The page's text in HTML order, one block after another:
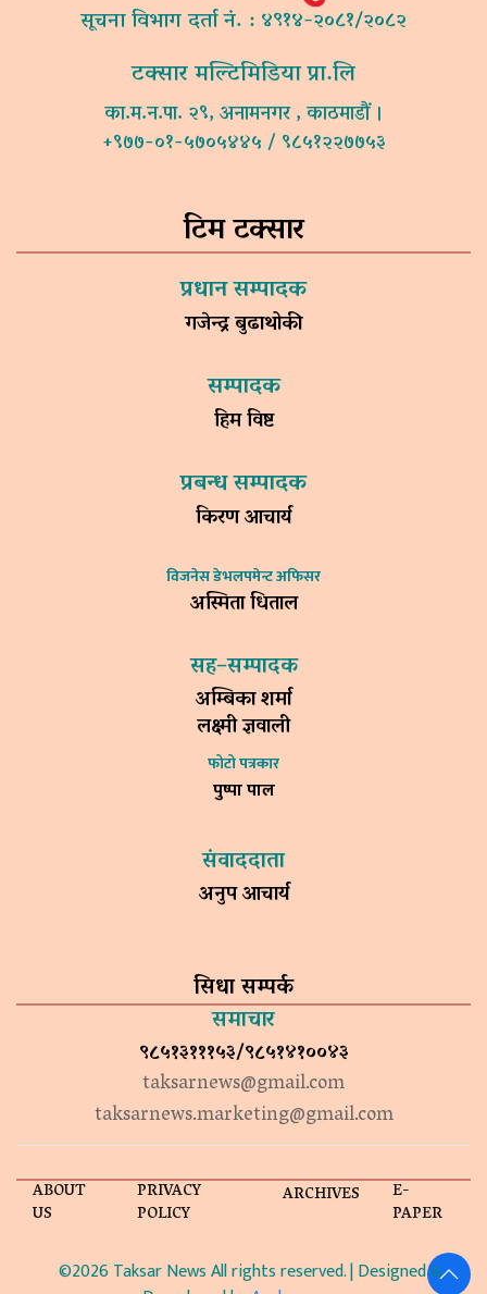
सूचना विभाग दर्ता नं. : ४९१४-२०८१/२०८२
टक्सार मल्टिमिडिया प्रा.लि
का.म.न.पा. २९, अनामनगर , काठमाडौं ।
+९७७-०१-५७०५४४५ / ९८५१२२७७५३
टिम टक्सार
प्रधान सम्पादक
गजेन्द्र बुढाथोकी
सम्पादक
हिम विष्ट
प्रबन्ध सम्पादक
किरण आचार्य
विजनेस डेभलपमेन्ट अफिसर
अस्मिता धिताल
सह–सम्पादक
अम्बिका शर्मा
लक्ष्मी ज्ञवाली
फोटो पत्रकार
पुष्पा पाल
संवाददाता
अनुप आचार्य
सिधा सम्पर्क
समाचार
९८५१३१११५३/९८५१४१००४३
taksarnews@gmail.com
taksarnews.marketing@gmail.com
ABOUT
US
PRIVACY
POLICY
ARCHIVES E-
PAPER
©2026 Taksar News All rights reserved. | Designed &